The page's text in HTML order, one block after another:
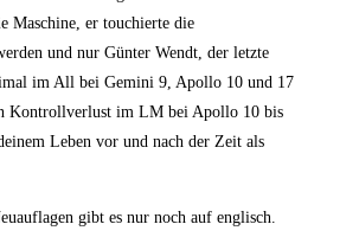
Maschine, er touchierte die
und nur Günter Wendt, der letzte
im All bei Gemini 9, Apollo 10 und 17
Kontrollverlust im LM bei Apollo 10 bis
Leben vor und nach der Zeit als
gibt es nur noch auf englisch.